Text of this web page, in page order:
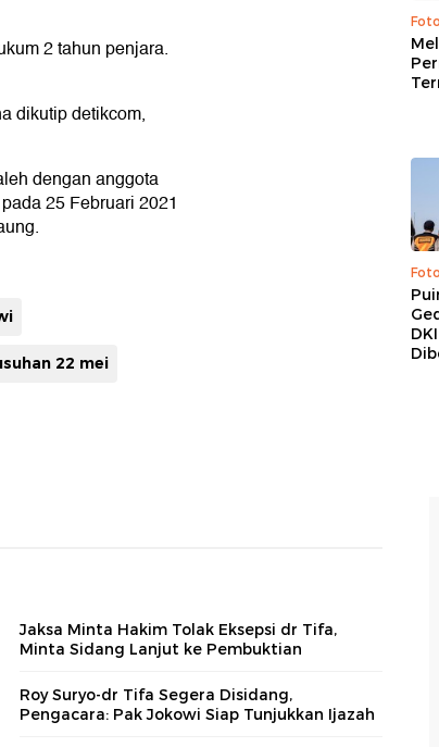
2 tahun penjara.
dikutip detikcom,
dengan anggota
25 Februari 2021
22 mei
Jaksa Minta Hakim Tolak Eksepsi dr Tifa,
Minta Sidang Lanjut ke Pembuktian
Roy Suryo-dr Tifa Segera Disidang,
Pengacara: Pak Jokowi Siap Tunjukkan Ijazah